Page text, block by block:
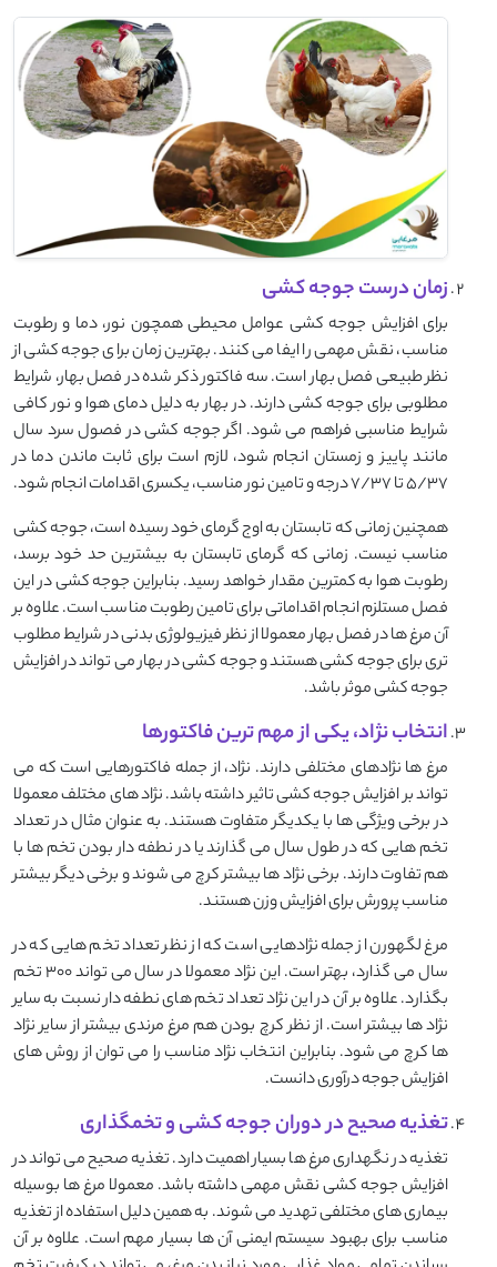
زمان درست جوجه کشی
برای افزایش جوجه کشی عوامل محیطی همچون نور، دما و رطوبت
مناسب، نقش مهمی را ایفا می کنند. بهترین زمان برای جوجه کشی از
نظر طبیعی فصل بهار است. سه فاکتور ذکر شده در فصل بهار، شرایط
مطلوبی برای جوجه کشی دارند. در بهار به دلیل دمای هوا و نور کافی
شرایط مناسبی فراهم می شود. اگر جوجه کشی در فصول سرد سال
مانند پاییز و زمستان انجام شود، لازم است برای ثابت ماندن دما در
5/37 تا 7/37 درجه و تامین نور مناسب، یکسری اقدامات انجام شود.
همچنین زمانی که تابستان به اوج گرمای خود رسیده است، جوجه کشی
مناسب نیست. زمانی که گرمای تابستان به بیشترین حد خود برسد،
رطوبت هوا به کمترین مقدار خواهد رسید. بنابراین جوجه کشی در این
فصل مستلزم انجام اقداماتی برای تامین رطوبت مناسب است. علاوه بر
آن مرغ ها در فصل بهار معمولا از نظر فیزیولوژی بدنی در شرایط مطلوب
تری برای جوجه کشی هستند و جوجه کشی در بهار می تواند در افزایش
جوجه کشی موثر باشد.
انتخاب نژاد، یکی از مهم ترین فاکتورها
مرغ ها نژادهای مختلفی دارند. نژاد، از جمله فاکتورهایی است که می
تواند بر افزایش جوجه کشی تاثیر داشته باشد. نژاد های مختلف معمولا
در برخی ویژگی ها با یکدیگر متفاوت هستند. به عنوان مثال در تعداد
تخم هایی که در طول سال می گذارند یا در نطفه دار بودن تخم ها با
هم تفاوت دارند. برخی نژاد ها بیشتر کرچ می شوند و برخی دیگر بیشتر
مناسب پرورش برای افزایش وزن هستند.
مرغ لگهورن از جمله نژادهایی است که از نظر تعداد تخم هایی که در
سال می گذارد، بهتر است. این نژاد معمولا در سال می تواند 300 تخم
بگذارد. علاوه بر آن در این نژاد تعداد تخم های نطفه دار نسبت به سایر
نژاد ها بیشتر است. از نظر کرچ بودن هم مرغ مرندی بیشتر از سایر نژاد
ها کرچ می شود. بنابراین انتخاب نژاد مناسب را می توان از روش های
افزایش جوجه درآوری دانست.
تغذیه صحیح در دوران جوجه کشی و تخمگذاری
تغذیه در نگهداری مرغ ها بسیار اهمیت دارد. تغذیه صحیح می تواند در
افزایش جوجه کشی نقش مهمی داشته باشد. معمولا مرغ ها بوسیله
بیماری های مختلفی تهدید می شوند. به همین دلیل استفاده از تغذیه
مناسب برای بهبود سیستم ایمنی آن ها بسیار مهم است. علاوه بر آن